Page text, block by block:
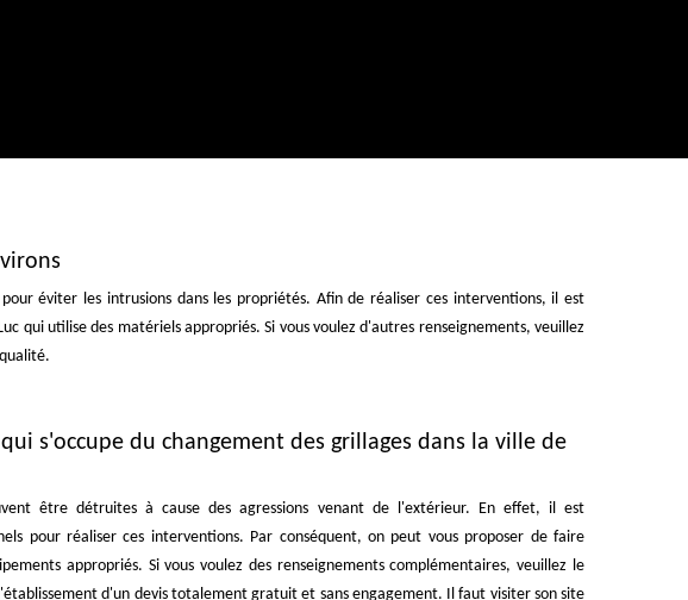
éviter les intrusions dans les propriétés. Afin de réaliser ces interventions, il est
qui utilise des matériels appropriés. Si vous voulez d'autres renseignements, veuillez
s'occupe du changement des grillages dans la ville de
être détruites à cause des agressions venant de l'extérieur. En effet, il est
pour réaliser ces interventions. Par conséquent, on peut vous proposer de faire
appropriés. Si vous voulez des renseignements complémentaires, veuillez le
d'un devis totalement gratuit et sans engagement. Il faut visiter son site